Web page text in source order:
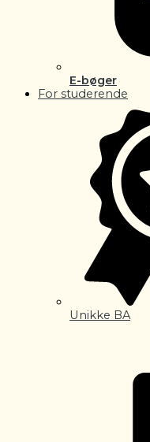
E-bøger
For studerende
Unikke BA